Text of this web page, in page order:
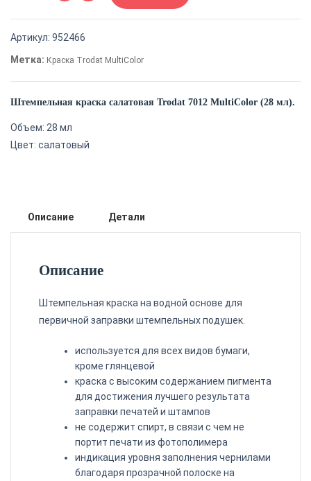
Штемпельная
салатовая
Trodat
(28 мл)
Артикул: 952466
Метка: Краска Trodat MultiColor
Штемпельная краска салатовая Trodat 7012 MultiColor (28 мл).
Объем: 28 мл
Цвет: салатовый
Описание Детали
Описание
Штемпельная краска на водной основе для
первичной заправки штемпельных подушек.
используется для всех видов бумаги,
кроме глянцевой
краска с высоким содержанием пигмента
для достижения лучшего результата
заправкипечатей иштампов
не содержит спирт, в связи с чем не
портит печати из фотополимера
индикация уровня заполнения чернилами
благодаря прозрачной полоске на